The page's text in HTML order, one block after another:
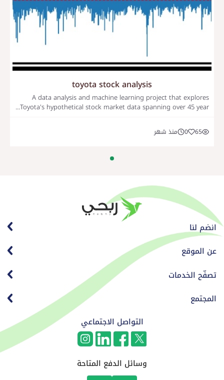
toyota stock analysis
A data analysis and machine learning project that explores
Toyota's hypothetical stock market data spanning over 45 year...
65
0 منذ شهر
انضم لنا
عن الموقع
تصفّح الخدمات
المجتمع
التواصل الاجتماعي
وسائل الدفع المتاحة